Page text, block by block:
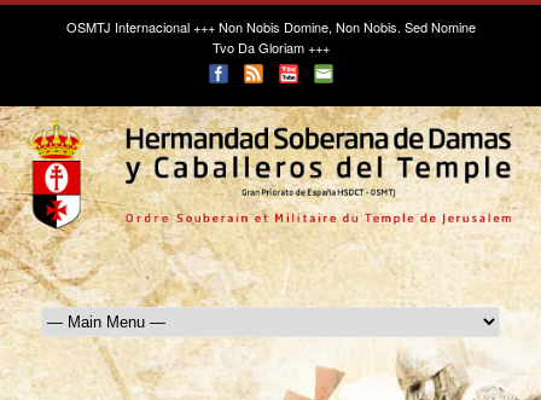
OSMTJ Internacional+++ Non Nobis Domine, Non Nobis. Sed Nomine
Tvo Da Gloriam +++